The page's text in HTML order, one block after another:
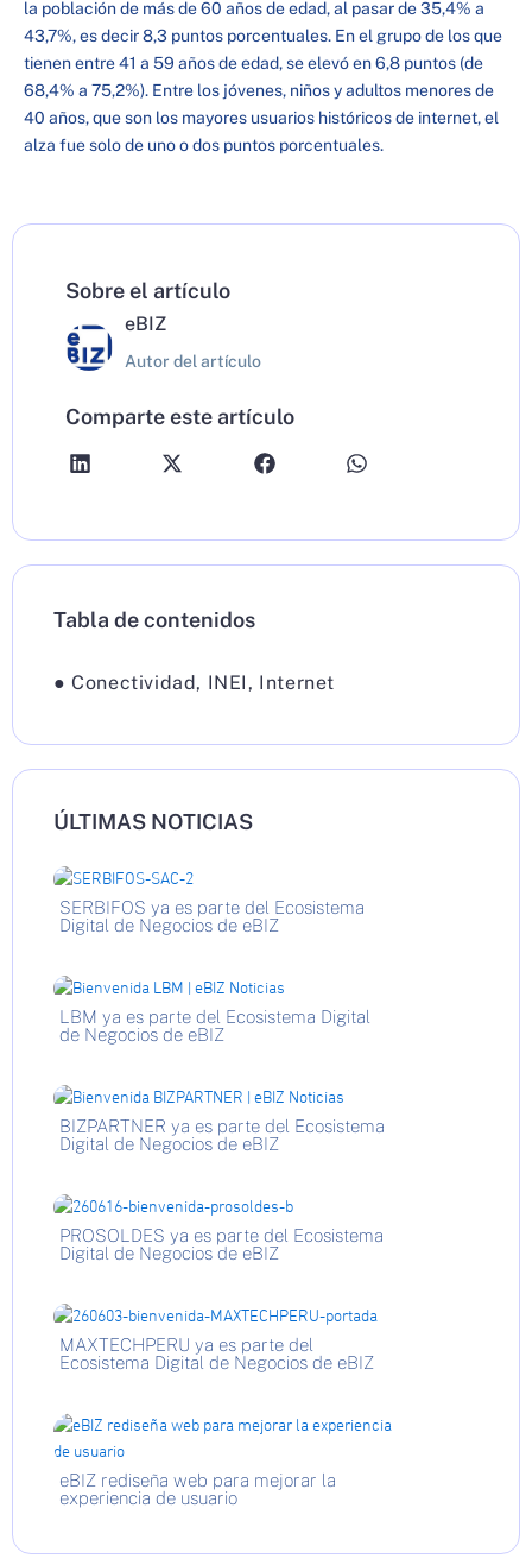
la población de más de 60 años de edad, al pasar de 35,4% a
43,7%, es decir 8,3 puntos porcentuales. En el grupo de los que
tienen entre 41 a 59 años de edad, se elevó en 6,8 puntos (de
68,4% a 75,2%). Entre los jóvenes, niños y adultos menores de
40 años, que son los mayores usuarios históricos de internet, el
alza fue solo de uno o dos puntos porcentuales.
Sobre el artículo
eBIZ
Autor del artículo
Comparte este artículo
Tabla de contenidos
● Conectividad, INEI , Internet
ÚLTIMAS NOTICIAS
SERBIFOS ya es parte del Ecosistema
Digital de Negocios de eBIZ
LBM ya es parte del Ecosistema Digital
de Negocios de eBIZ
BIZPARTNER ya es parte del Ecosistema
Digital de Negocios de eBIZ
PROSOLDES ya es parte del Ecosistema
Digital de Negocios de eBIZ
MAXTECHPERU ya es parte del
Ecosistema Digital de Negocios de eBIZ
eBIZ rediseña web para mejorar la
experiencia de usuario